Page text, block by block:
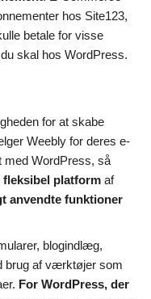
hos Site123,
betale for visse
skal hos WordPress.
for at skabe
Weebly for deres e-
med WordPress, så
fleksibel platform af
anvendte funktioner
blogindlæg,
brug af værktøjer som
For WordPress, der